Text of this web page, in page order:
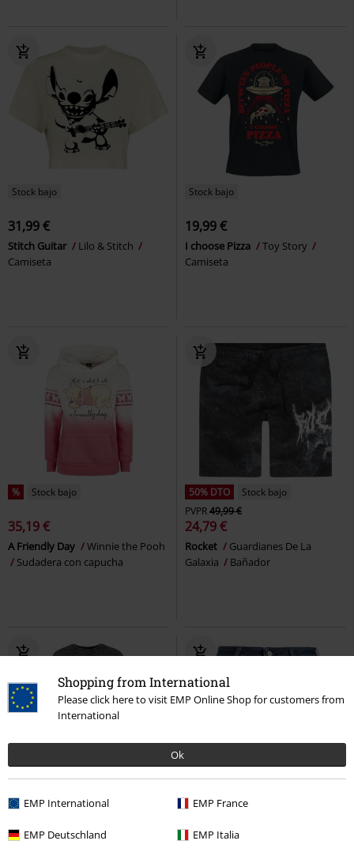
Shopping from International
Please click here to visit EMP Online Shop for customers from
International
Ok
EMP International EMP France
EMP Deutschland EMP Italia
Stock bajo
31,99 €
Stitch Guitar
Lilo & Stitch
Camiseta
Stock bajo
19,99 €
I choose Pizza
Toy Story
Camiseta
% Stock bajo
35,19 €
A Friendly Day
Winnie the Pooh
Sudadera con capucha
50% DTO
Stock bajo
PVPR49,99 €
24,79 €
Rocket
Guardianes De La
Galaxia
Bañador
PVPR 37,99 €
19,99 €
PVPR59,99 €
10,99 €